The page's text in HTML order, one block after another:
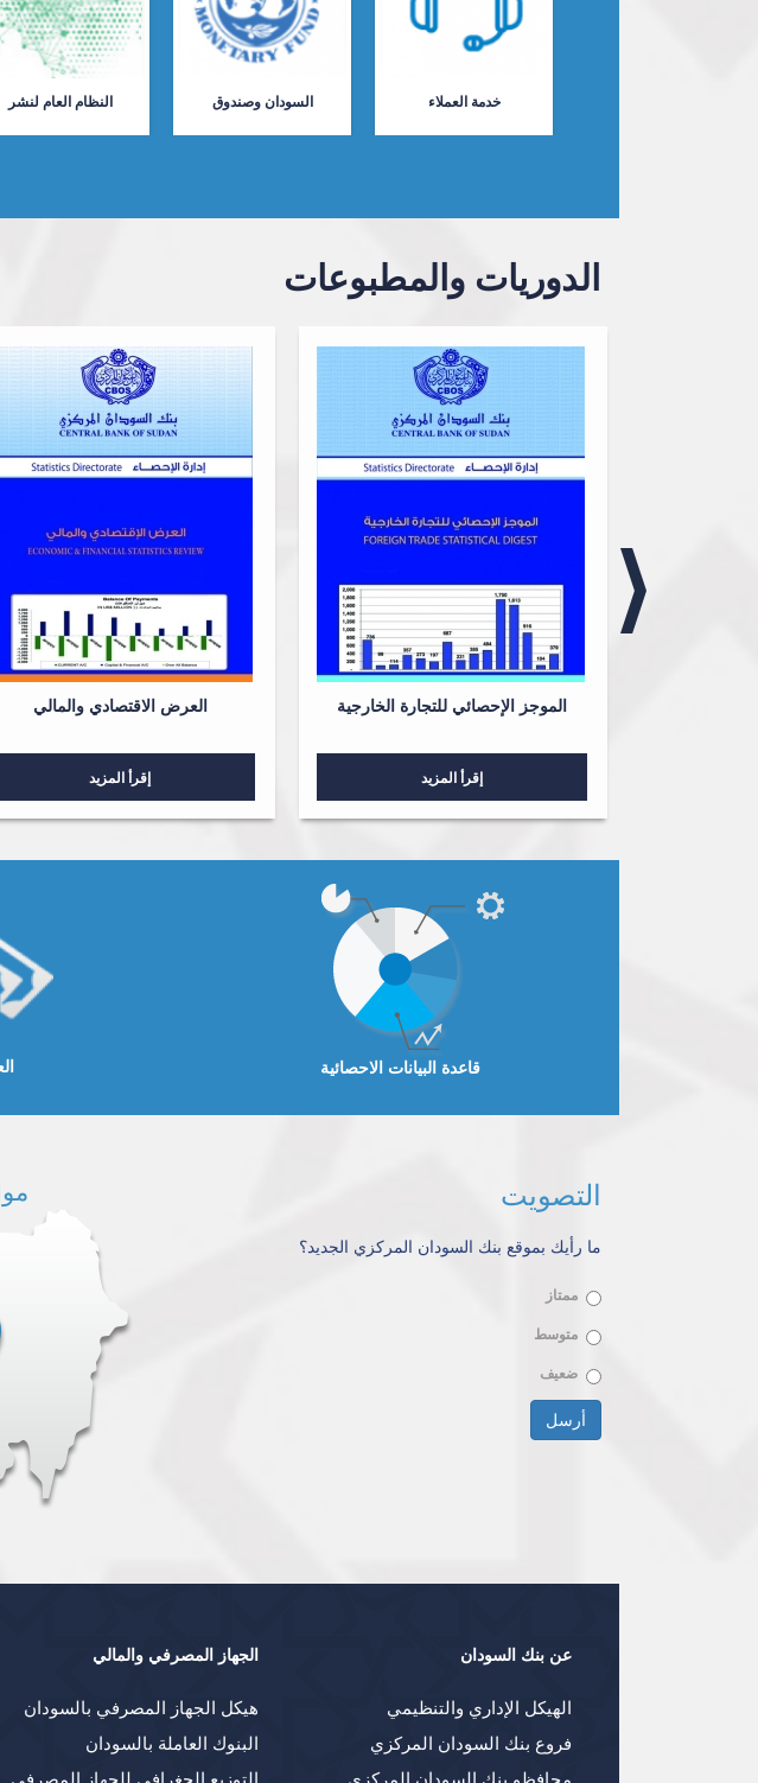
النظام العام لنشر السودان وصندوق خدمة العملاء
الدوريات والمطبوعات
العرض الاقتصادي والمالي
إقرأ المزيد
الموجز الإحصائي للتجارة الخارجية
إقرأ المزيد
قاعدة البيانات الاحصائية
التصويت
ما رأيك بموقع بنك السودان المركزي الجديد؟
ممتاز
متوسط
ضعيف
الخيارات
أرسل
عن بنك السودان
الهيكل الإداري والتنظيمي
فروع بنك السودان المركزي
محافظو بنك السودان المركزي
الجهاز المصرفي والمالي
هيكل الجهاز المصرفي بالسودان
البنوك العاملة بالسودان
التوزيع الجغرافي للجهاز المصرفي